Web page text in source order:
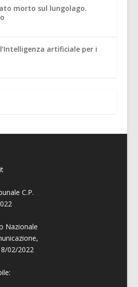
morto sul lungolago.
artificiale per i
C.P.
Nazionale
02/2022